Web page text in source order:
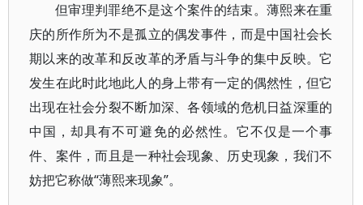
但审理判罪绝不是这个案件的结束。薄熙来在重
庆的所作所为不是孤立的偶发事件，而是中国社会长
期以来的改革和反改革的矛盾与斗争的集中反映。它
发生在此时此地此人的身上带有一定的偶然性，但它
出现在社会分裂不断加深、各领域的危机日益深重的
中国，却具有不可避免的必然性。它不仅是一个事
件、案件，而且是一种社会现象、历史现象，我们不
妨把它称做“薄熙来现象”。